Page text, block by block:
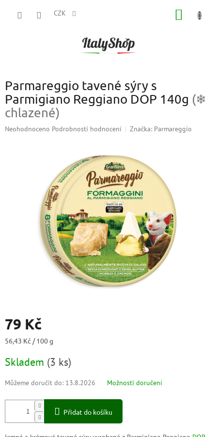
CZK
Parmareggio tavené sýry s
Parmigiano Reggiano DOP 140g (❄
chlazené)
Průměrné
Neohodnoceno Podrobnosti hodnocení Značka: Parmareggio
79 Kč
Měrná
56,43 Kč / 100 g
Skladem (3 ks)
Můžeme doručit do: 13.8.2026 Možnosti doručení
Přidat do košíku